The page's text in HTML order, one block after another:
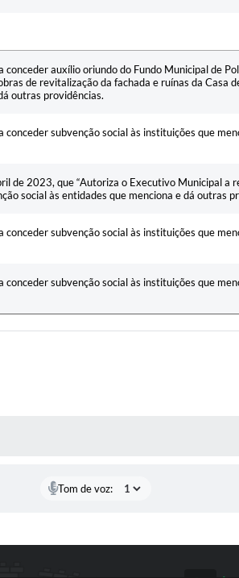
auxílio oriundo do Fundo Municipal de
de revitalização da fachada e ruínas da Casa
outras providências.
subvenção social às instituições que
de 2023, que “Autoriza o Executivo Municipal a
social às entidades que menciona e dá outras
subvenção social às instituições que
subvenção social às instituições que
Tom de voz: